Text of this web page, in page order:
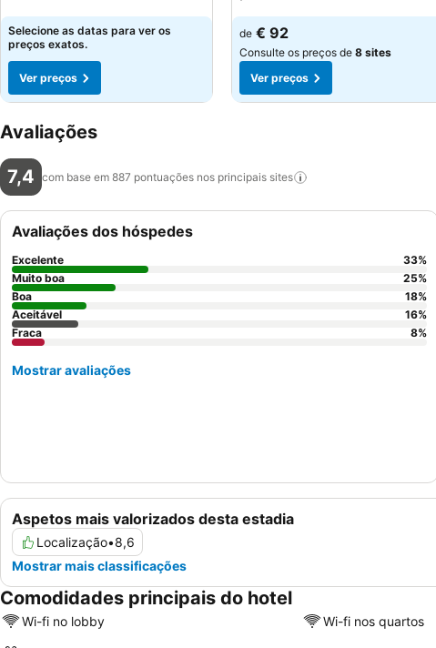
Ver preços
Selecione as datas para ver os
preços exatos.
Ver preços
Ver preços
de € 92
Consulte os preços de 8 sites
Ver preços
Avaliações
7,4 com base em 887 pontuações nos principais sites
Aspetos mais valorizados desta estadia
Localização•8,6
Mostrar mais classificações
Avaliações dos hóspedes
Excelente 33%
Muito boa
25%
Boa
18%
Aceitável
16%
Fraca
8%
Mostrar avaliações
Comodidades principais do hotel
Wi-fi no lobby Wi-fi nos quartos